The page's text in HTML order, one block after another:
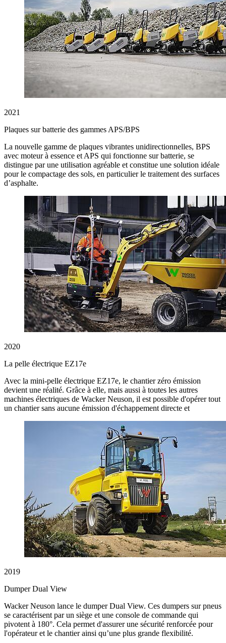
2021
Plaques sur batterie des gammes APS/BPS
La nouvelle gamme de plaques vibrantes unidirectionnelles, BPS
avec moteur à essence et APS qui fonctionne sur batterie, se
distingue par une utilisation agréable et constitue une solution idéale
pour le compactage des sols, en particulier le traitement des surfaces
d’asphalte.
2020
La pelle électrique EZ17e
Avec la mini-pelle électrique EZ17e, le chantier zéro émission
devient une réalité. Grâce à elle, mais aussi à toutes les autres
machines électriques de Wacker Neuson, il est possible d'opérer tout
un chantier sans aucune émission d'échappement directe et
2019
Dumper Dual View
Wacker Neuson lance le dumper Dual View. Ces dumpers sur pneus
se caractérisent par un siège et une console de commande qui
pivotent à 180°. Cela permet d'assurer une sécurité renforcée pour
l'opérateur et le chantier ainsi qu’une plus grande flexibilité.